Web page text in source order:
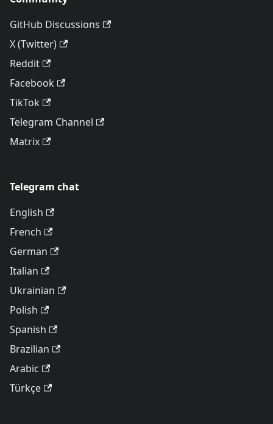
GitHub Discussions
X (Twitter)
Reddit
Facebook
TikTok
Telegram Channel
Matrix
Telegram chat
English
French
German
Italian
Ukrainian
Polish
Spanish
Brazilian
Arabic
Türkçe